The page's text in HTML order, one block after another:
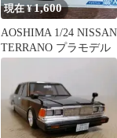
現在 ¥1,600
AOSHIMA 1/24 NISSAN
TERRANO プラモデル